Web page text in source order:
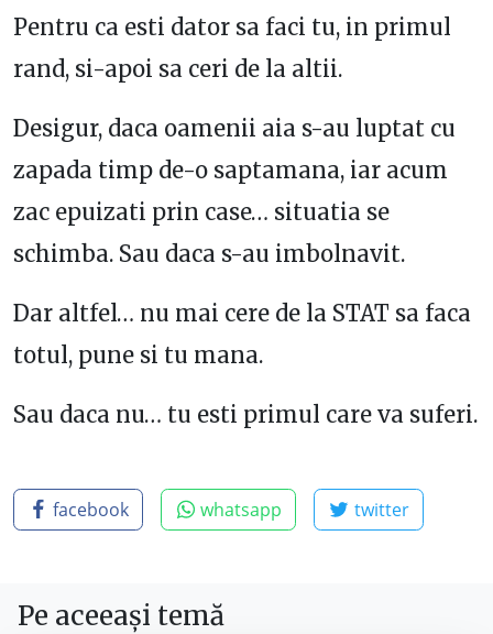
Pentru ca esti dator sa faci tu, in primul
rand, si-apoi sa ceri de la altii.
Desigur, daca oamenii aia s-au luptat cu
zapada timp de-o saptamana, iar acum
zac epuizati prin case… situatia se
schimba. Sau daca s-au imbolnavit.
Dar altfel… nu mai cere de la STAT sa faca
totul, pune si tu mana.
Sau daca nu… tu esti primul care va suferi.
facebook whatsapp twitter
Pe aceeași temă